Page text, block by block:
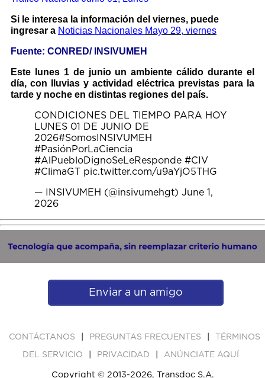
Si le interesa la información del viernes, puede
ingresar a Noticias Nacionales Mayo 29, viernes
Fuente: CONRED/ INSIVUMEH
Este lunes 1 de junio un ambiente cálido durante el
día, con lluvias y actividad eléctrica previstas para la
tarde y noche en distintas regiones del país.
CONDICIONES DEL TIEMPO PARA HOY
LUNES 01 DE JUNIO DE
2026#SomosINSIVUMEH
#PasiónPorLaCiencia
#AlPuebloDignoSeLeResponde #CIV
#ClimaGT pic.twitter.com/u9aYjO5THG
— INSIVUMEH (@insivumehgt) June 1,
2026
Enviar a un amigo
CONTÁCTANOS PREGUNTAS FRECUENTES TÉRMINOS
DEL SERVICIO PRIVACIDAD ANÚNCIATE AQUÍ
Copyright © 2013-2026, Transdoc S.A.